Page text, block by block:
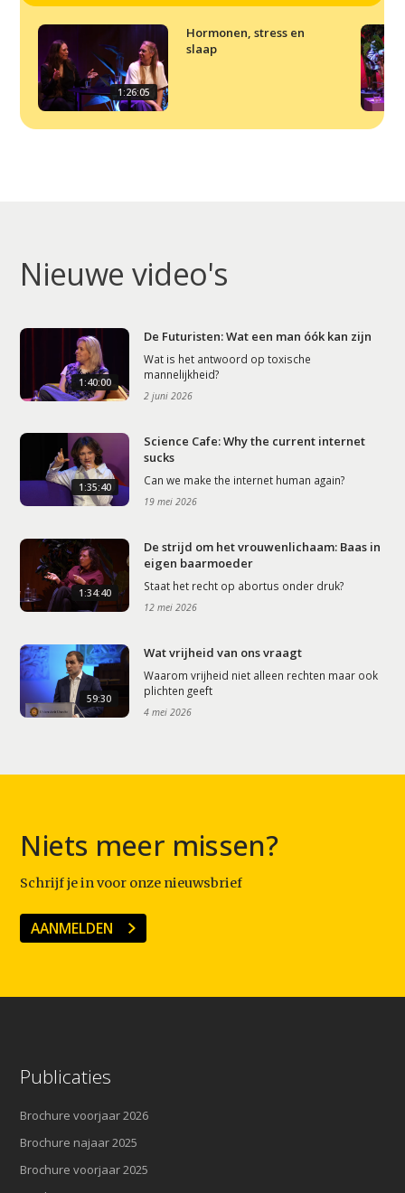
Artikelen
Contact
1:26:05
Hormonen, stress en
slaap
Nieuwe video's
1:40:00
De Futuristen: Wat een man óók kan zijn
Wat is het antwoord op toxische
mannelijkheid?
2 juni 2026
1:35:40
Science Cafe: Why the current internet
sucks
Can we make the internet human again?
19 mei 2026
1:34:40
De strijd om het vrouwenlichaam: Baas in
eigen baarmoeder
Staat het recht op abortus onder druk?
12 mei 2026
59:30
Wat vrijheid van ons vraagt
Waarom vrijheid niet alleen rechten maar ook
plichten geeft
4 mei 2026
Niets meer missen?
Schrijf je in voor onze nieuwsbrief
AANMELDEN
Publicaties
Brochure voorjaar 2026
Brochure najaar 2025
Brochure voorjaar 2025